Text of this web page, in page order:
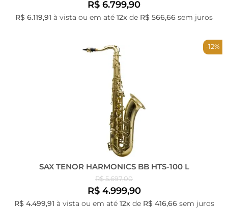
R$ 6.799,90
R$ 6.119,91 à vista ou em até 12x de R$ 566,66 sem juros
-12%
SAX TENOR HARMONICS BB HTS-100 L
R$ 5.697,00
R$ 4.999,90
R$ 4.499,91 à vista ou em até 12xde R$ 416,66sem juros